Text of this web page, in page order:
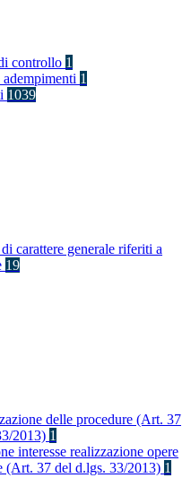
controllo 1
1
1039
carattere generale riferiti a
19
delle procedure (Art. 37
2013) 1
interesse realizzazione opere
(Art. 37 del d.lgs. 33/2013) 1